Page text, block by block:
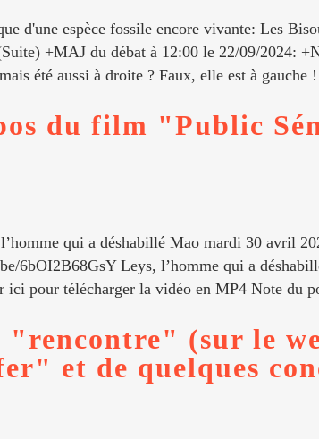
d'une espèce fossile encore vivante: Les
+MAJ du débat à 12:00 le 22/09/2024:
été aussi à droite ? Faux, elle est à gauche
du film "Public
qui a déshabillé Mao mardi 30 avril
6bOI2B68GsY Leys, l’homme qui a
ici pour télécharger la vidéo en MP4 Note du
"rencontre" (sur le
et de quelques